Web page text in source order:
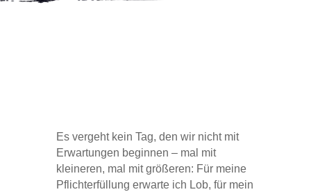
Es vergeht kein Tag, den wir nicht mit
Erwartungen beginnen – mal mit
kleineren, mal mit größeren: Für meine
Pflichterfüllung erwarte ich Lob, für mein